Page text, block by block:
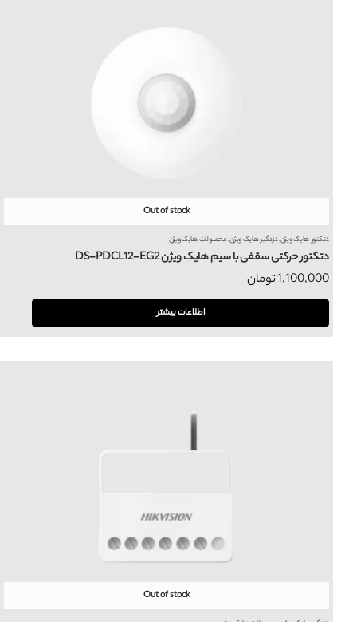
Out of stock
دتکتور هایک ویژن,دزدگیر هایک ویژن,محصولات هایک ویژن
دتکتور حرکتی سقفی با سیم هایک ویژن DS-PDCL12-EG2
1,100,000تومان
اطلاعات بیشتر
Out of stock